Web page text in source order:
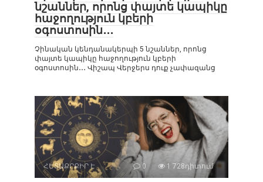
նշաններ, որոնց փայտե կապիկը
հաջողություն կբերի
օգոստոսին․․․
Չինական կենդանակերպի 5 նշաններ, որոնց
փայտե կապիկը հաջողություն կբերի
օգոստոսին․․․ Վիշապ Վերջերս դուք չափազանց
ՀԵՏԱՔՐՔԻՐ Է 0 1 728դիտում